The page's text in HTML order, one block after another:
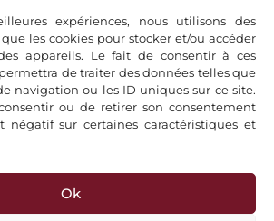
expériences, nous utilisons des
les cookies pour stocker et/ou accéder
appareils. Le fait de consentir à ces
de traiter des données telles que
navigation ou les ID uniques sur ce site.
ou de retirer son consentement
négatif sur certaines caractéristiques et
Ok
Conditions Générales de
Vente
Mentions légales & Politique
de confidentialité
Bancontact, Klarna, Paypal